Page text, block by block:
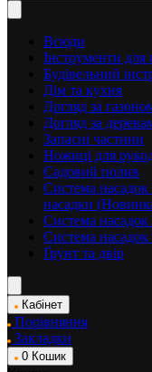
Всюди
Інструменти для
Будівельний
Дім та кухня
Догляд за
Догляд за
Запасні частини
Ножиці для
Садовий полив
Система
насадки
Система
Система насадок
Ґрунт та двір
Кабінет
Порівняння
Закладки
0 Кошик